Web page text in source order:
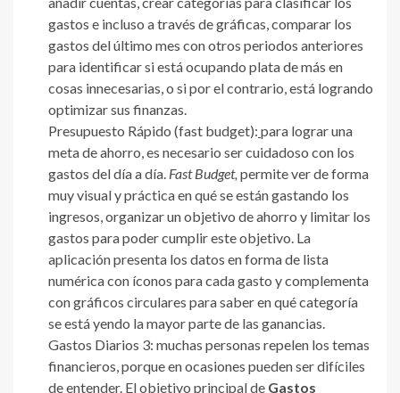
gastos e incluso a través de gráficas, comparar los
gastos del último mes con otros periodos anteriores
para identificar si está ocupando plata de más en
cosas innecesarias, o si por el contrario, está logrando
optimizar sus finanzas.
Presupuesto Rápido (fast budget): para lograr una
meta de ahorro, es necesario ser cuidadoso con los
gastos del día a día. Fast Budget, permite ver de forma
muy visual y práctica en qué se están gastando los
ingresos, organizar un objetivo de ahorro y limitar los
gastos para poder cumplir este objetivo. La
aplicación presenta los datos en forma de lista
numérica con íconos para cada gasto y complementa
con gráficos circulares para saber en qué categoría
se está yendo la mayor parte de las ganancias.
Gastos Diarios 3: muchas personas repelen los temas
financieros, porque en ocasiones pueden ser difíciles
de entender. El objetivo principal de Gastos